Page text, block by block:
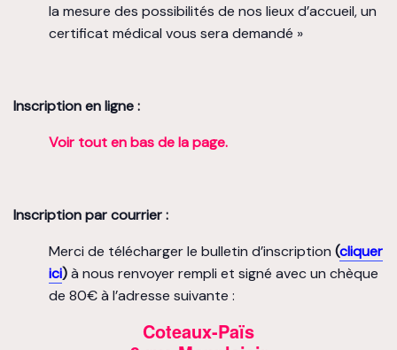
la mesure des possibilités de nos lieux d’accueil, un
certificat médical vous sera demandé »
Inscription en ligne :
Voir tout en bas de la page.
Inscription par courrier :
Merci de télécharger le bulletin d’inscription (cliquer
ici)à nous renvoyer rempli et signé avec un chèque
de 80€ à l’adresse suivante :
Coteaux-Païs